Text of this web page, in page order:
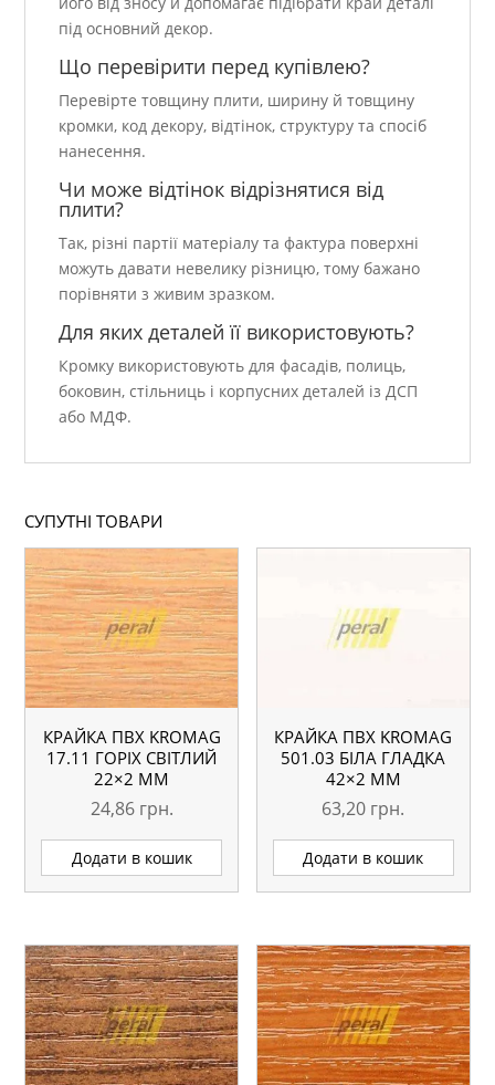
під основний декор.
Що перевірити перед купівлею?
Перевірте товщину плити, ширину й товщину
кромки, код декору, відтінок, структуру та спосіб
нанесення.
Чи може відтінок відрізнятися від
плити?
Так, різні партії матеріалу та фактура поверхні
можуть давати невелику різницю, тому бажано
порівняти з живим зразком.
Для яких деталей її використовують?
Кромку використовують для фасадів, полиць,
боковин, стільниць і корпусних деталей із ДСП
або МДФ.
СУПУТНІ ТОВАРИ
КРАЙКА ПВХ KROMAG
17.11 ГОРІХ СВІТЛИЙ
22×2 ММ
24,86 грн.
Додати в кошик
КРАЙКА ПВХ KROMAG
501.03 БІЛА ГЛАДКА
42×2 ММ
63,20 грн.
Додати в кошик